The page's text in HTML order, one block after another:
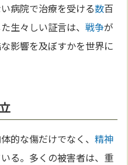
病院で治療を受ける数百
生々しい証言は、戦争が
影響を及ぼすかを世界に
的な傷だけでなく、精神
る。多くの被害者は、重